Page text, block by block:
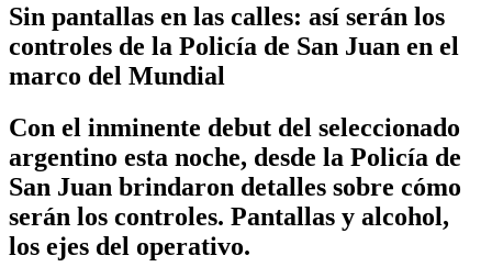
Sin pantallas en las calles: así serán los
controles de la Policía de San Juan en el
marco del Mundial
Con el inminente debut del seleccionado
argentino esta noche, desde la Policía de
San Juan brindaron detalles sobre cómo
serán los controles. Pantallas y alcohol,
los ejes del operativo.